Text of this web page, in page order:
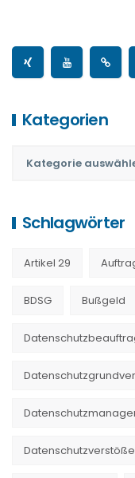
Kategorien
Schlagwörter
Artikel 29
BDSG Bußgeld